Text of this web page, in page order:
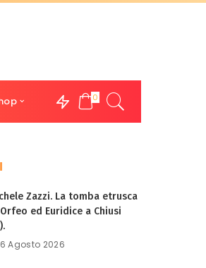
0
Zazzi. La tomba etrusca
ed Euridice a Chiusi
6 Agosto 2026